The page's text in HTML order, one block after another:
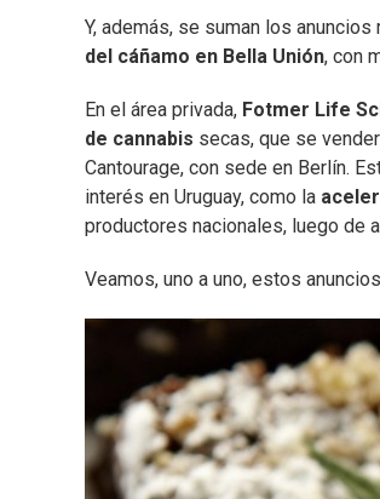
Y, además, se suman los
del cáñamo en Bella Unión, con
En el área privada, Fotmer Life
de cannabis secas, que se
Cantourage, con sede en Berlín.
interés en Uruguay, como la
productores nacionales, luego de
Veamos, uno a uno, estos